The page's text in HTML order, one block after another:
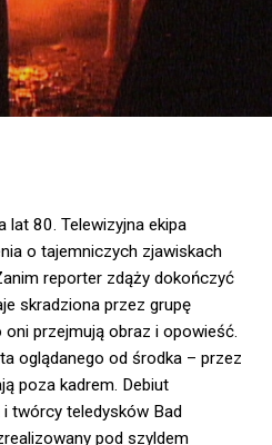
lat 80. Telewizyjna ekipa
o tajemniczych zjawiskach
reporter zdąży dokończyć
skradziona przez grupę
przejmują obraz i opowieść.
oglądanego od środka – przez
poza kadrem. Debiut
twórcy teledysków Bad
pod szyldem